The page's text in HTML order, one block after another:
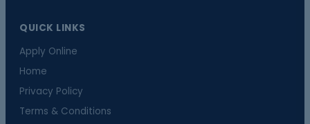
QUICK LINKS
Apply Online
Home
Privacy Policy
Terms & Conditions